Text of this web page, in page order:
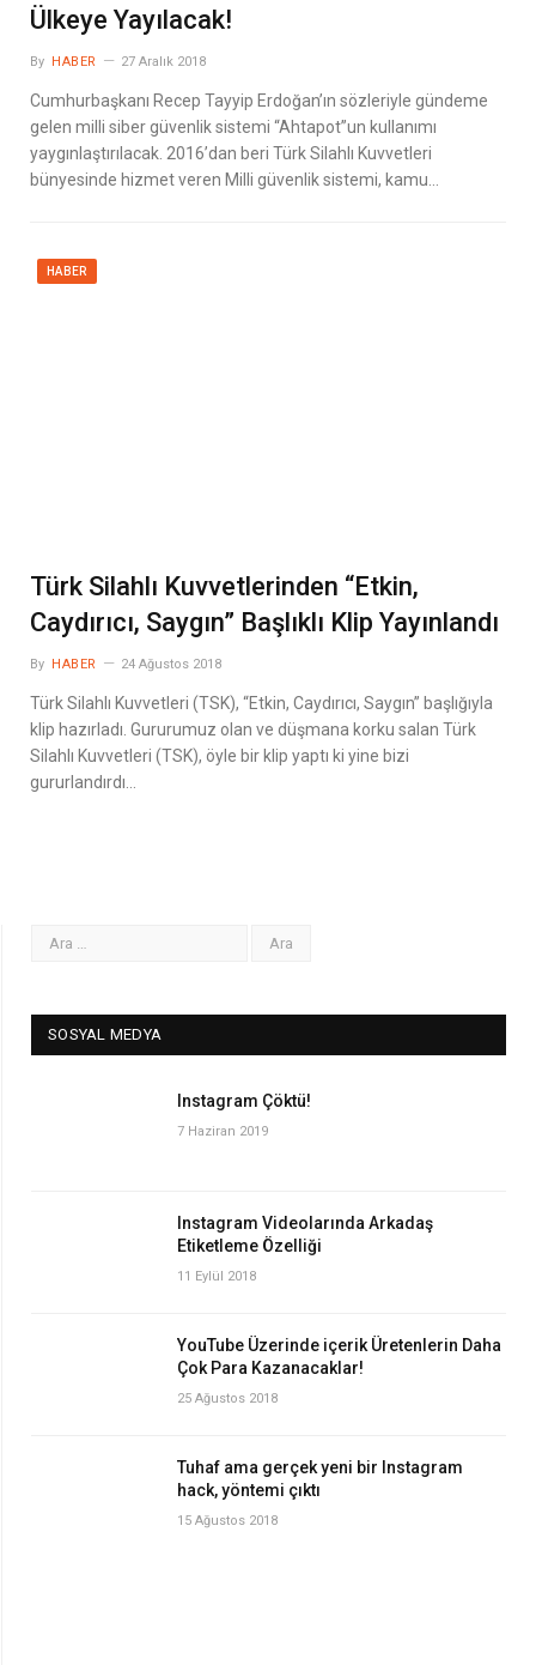
Ülkeye Yayılacak!
By HABER 27 Aralık 2018
Cumhurbaşkanı Recep Tayyip Erdoğan’ın sözleriyle gündeme
gelen milli siber güvenlik sistemi “Ahtapot”un kullanımı
yaygınlaştırılacak. 2016’dan beri Türk Silahlı Kuvvetleri
bünyesinde hizmet veren Milli güvenlik sistemi, kamu…
HABER
Türk Silahlı Kuvvetlerinden “Etkin,
Caydırıcı, Saygın” Başlıklı Klip Yayınlandı
By HABER 24 Ağustos 2018
Türk Silahlı Kuvvetleri (TSK), “Etkin, Caydırıcı, Saygın” başlığıyla
klip hazırladı. Gururumuz olan ve düşmana korku salan Türk
Silahlı Kuvvetleri (TSK), öyle bir klip yaptı ki yine bizi
gururlandırdı…
SOSYAL MEDYA
Instagram Çöktü!
7 Haziran 2019
Instagram Videolarında Arkadaş
Etiketleme Özelliği
11 Eylül 2018
YouTube Üzerinde içerik Üretenlerin Daha
Çok Para Kazanacaklar!
25 Ağustos 2018
Tuhaf ama gerçek yeni bir Instagram
hack, yöntemi çıktı
15 Ağustos 2018